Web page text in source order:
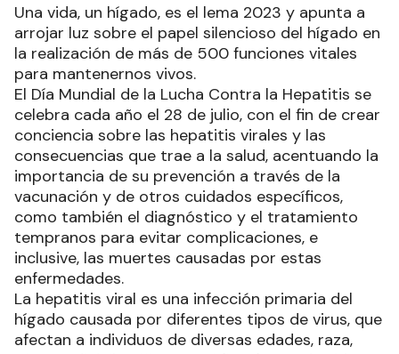
Una vida, un hígado, es el lema 2023 y apunta a
arrojar luz sobre el papel silencioso del hígado en
la realización de más de 500 funciones vitales
para mantenernos vivos.
El Día Mundial de la Lucha Contra la Hepatitis se
celebra cada año el 28 de julio, con el fin de crear
conciencia sobre las hepatitis virales y las
consecuencias que trae a la salud, acentuando la
importancia de su prevención a través de la
vacunación y de otros cuidados específicos,
como también el diagnóstico y el tratamiento
tempranos para evitar complicaciones, e
inclusive, las muertes causadas por estas
enfermedades.
La hepatitis viral es una infección primaria del
hígado causada por diferentes tipos de virus, que
afectan a individuos de diversas edades, raza,